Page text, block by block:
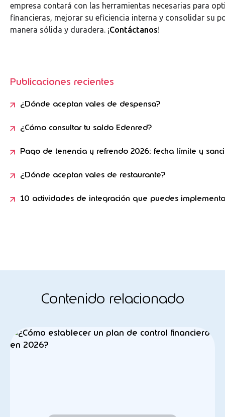
empresa contará con las herramientas necesarias para
financieras, mejorar su eficiencia interna y consolidar su
manera sólida y duradera. ¡Contáctanos!
Publicaciones recientes
¿Dónde aceptan vales de despensa?
¿Cómo consultar tu saldo Edenred?
Pago de tenencia y refrendo 2026: fecha límite y
¿Dónde aceptan vales de restaurante?
10 actividades de integración que puedes
Contenido relacionado